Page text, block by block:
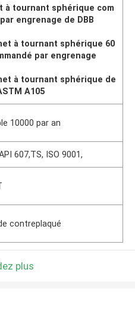
à tournant sphérique com
engrenage de DBB
à tournant sphérique 60
par engrenage
à tournant sphérique de
A105
10000 par an
607,TS, ISO 9001,
contreplaqué
plus